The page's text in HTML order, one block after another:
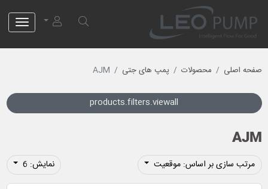
صفحه اصلی محصولات پمپ های جتی AJM
products.filters.viewall
AJM
مرتب سازی بر اساس: موقعیت نمایش: 6